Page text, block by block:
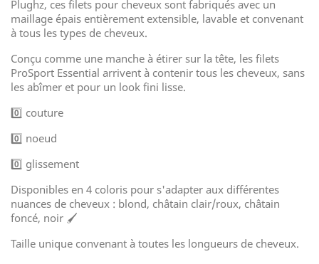
Plughz, ces filets pour cheveux sont fabriqués avec un
maillage épais entièrement extensible, lavable et convenant
à tous les types de cheveux.
Conçu comme une manche à étirer sur la tête, les filets
ProSport Essential arrivent à contenir tous les cheveux, sans
les abîmer et pour un look fini lisse.
0️⃣ couture
0️⃣ noeud
0️⃣ glissement
Disponibles en 4 coloris pour s'adapter aux différentes
nuances de cheveux : blond, châtain clair/roux, châtain
foncé, noir 🖌
Taille unique convenant à toutes les longueurs de cheveux.